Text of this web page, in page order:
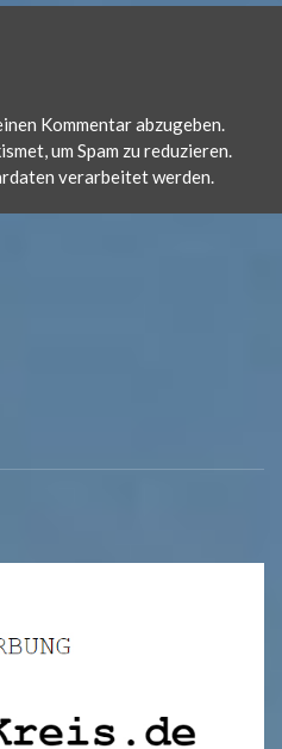
Kommentar abzugeben.
um Spam zu reduzieren.
verarbeitet werden.